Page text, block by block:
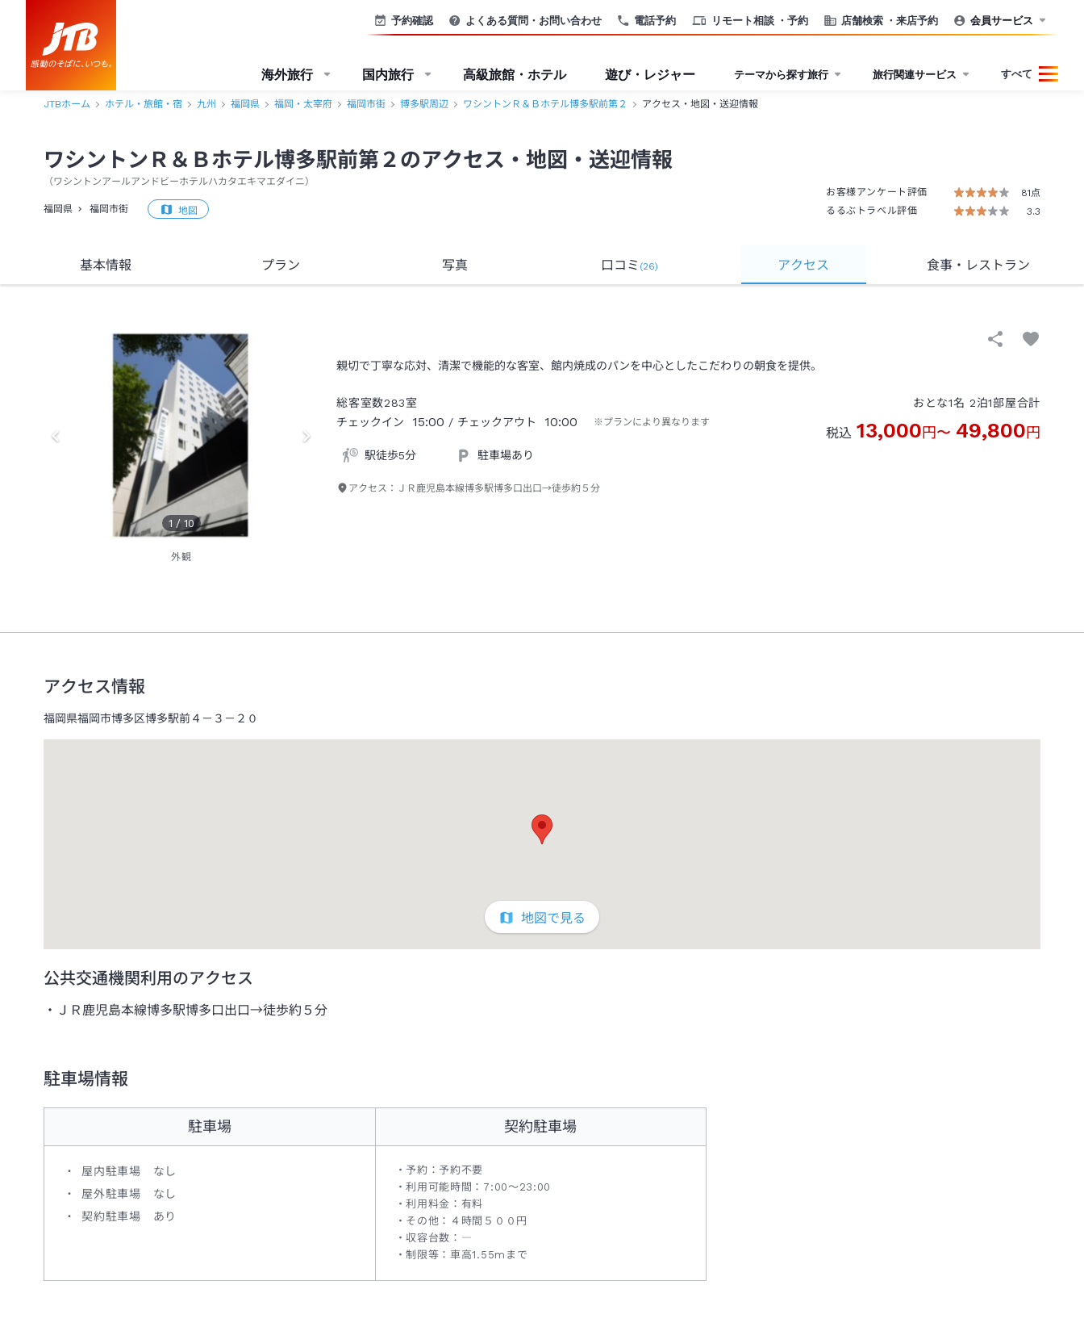
電話予約 リモート相談 ・予約 店舗検索 ・来店予約
予約確認 よくある質問・お問い合わせ 会員サービス
海外旅行 国内旅行 高級旅館・ホテル 遊び・レジャー テーマから探す旅行 旅行関連サービス すべて
JTBホーム ホテル・旅館・宿 九州 福岡県 福岡・太宰府 福岡市街 博多駅周辺 ワシントンＲ＆Ｂホテル博多駅前第２ アクセス・地図・送迎情報
ワシントンＲ＆Ｂホテル博多駅前第２のアクセス・地図・送迎情報
（ワシントンアールアンドビーホテルハカタエキマエダイニ）
福岡県 福岡市街 地図
お客様アンケート評価
81点
るるぶトラベル評価
3.3
基本情報 プラン 写真 口コミ (26) アクセス 食事・レストラン
1 / 10
外観
親切で丁寧な応対、清潔で機能的な客室、館内焼成のパンを中心としたこだわりの朝食を提供。
総客室数283室
チェックイン
15:00 / チェックアウト 10:00 ※プランにより異なります
駅徒歩5分 駐車場あり
アクセス： ＪＲ鹿児島本線博多駅博多口出口→徒歩約５分
おとな1名 2泊1部屋合計
税込 13,000円〜 49,800円
アクセス情報
福岡県福岡市博多区博多駅前４－３－２０
地図で見る
公共交通機関利用のアクセス
ＪＲ鹿児島本線博多駅博多口出口→徒歩約５分
駐車場情報
駐車場
屋内駐車場 なし
屋外駐車場 なし
契約駐車場 あり
契約駐車場
予約：予約不要
利用可能時間：7:00～23:00
利用料金：有料
その他：４時間５００円
収容台数：―
制限等：車高1.55mまで